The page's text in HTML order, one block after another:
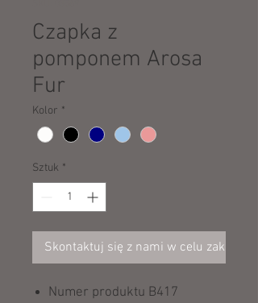
Czapka z
pomponem Arosa
Fur
Kolor *
Sztuk *
Skontaktuj się z nami w celu zakupu
Numer produktu B417